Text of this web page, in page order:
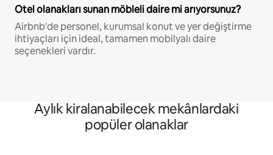
Otel olanakları sunan möbleli daire mi arıyorsunuz?
Airbnb'de personel, kurumsal konut ve yer değiştirme
ihtiyaçları için ideal, tamamen mobilyalı daire
seçenekleri vardır.
Aylık kiralanabilecek mekânlardaki
popüler olanaklar